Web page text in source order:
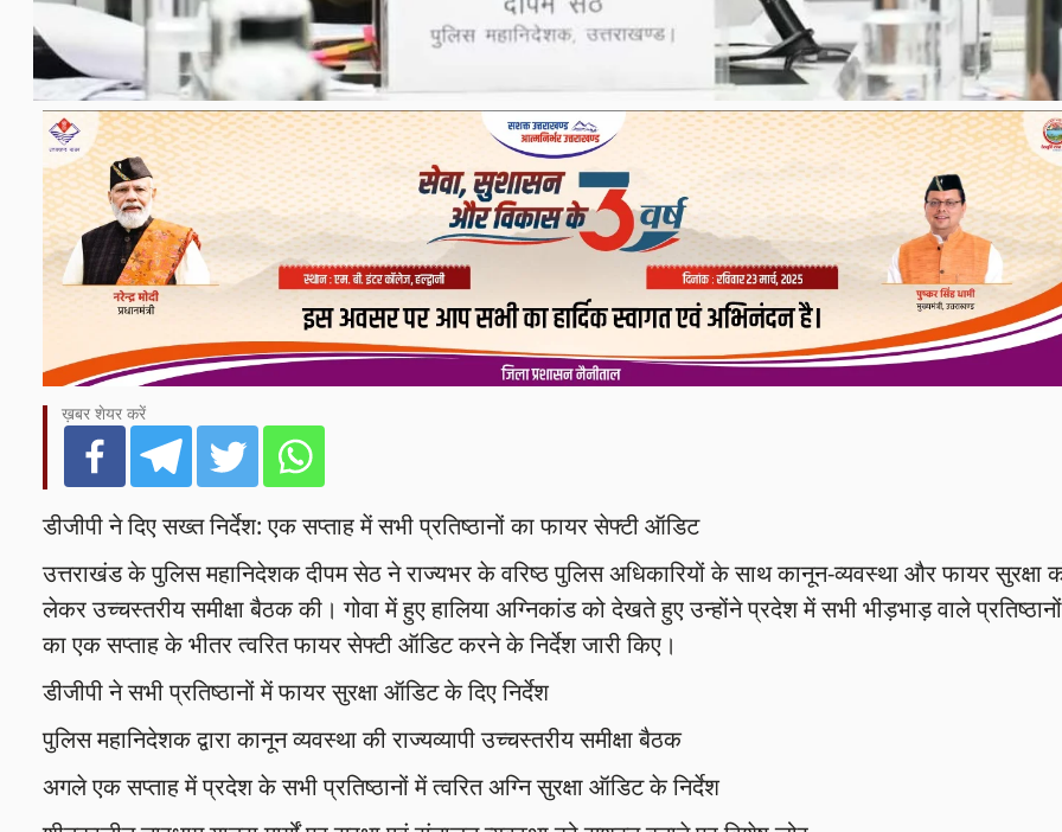
ख़बर शेयर करें
डीजीपी ने दिए सख्त निर्देश: एक सप्ताह में सभी प्रतिष्ठानों का फायर सेफ्टी ऑडिट
उत्तराखंड के पुलिस महानिदेशक दीपम सेठ ने राज्यभर के वरिष्ठ पुलिस अधिकारियों के साथ कानून-व्यवस्था और फायर सुरक्षा
लेकर उच्चस्तरीय समीक्षा बैठक की। गोवा में हुए हालिया अग्निकांड को देखते हुए उन्होंने प्रदेश में सभी भीड़भाड़ वाले प्रतिष्ठानों
का एक सप्ताह के भीतर त्वरित फायर सेफ्टी ऑडिट करने के निर्देश जारी किए।
डीजीपी ने सभी प्रतिष्ठानों में फायर सुरक्षा ऑडिट के दिए निर्देश
पुलिस महानिदेशक द्वारा कानून व्यवस्था की राज्यव्यापी उच्चस्तरीय समीक्षा बैठक
अगले एक सप्ताह में प्रदेश के सभी प्रतिष्ठानों में त्वरित अग्नि सुरक्षा ऑडिट के निर्देश